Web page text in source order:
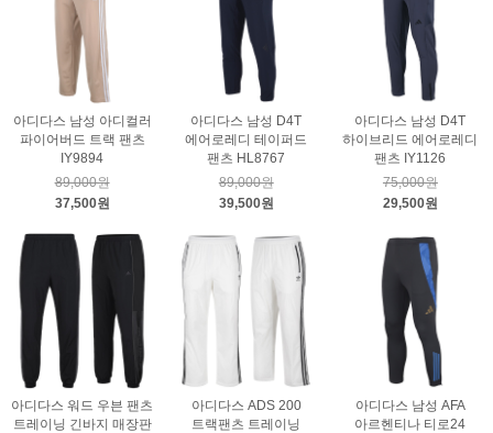
아디다스 남성 아디컬러
파이어버드 트랙 팬츠
IY9894
89,000원
37,500원
아디다스 남성 D4T
에어로레디 테이퍼드
팬츠 HL8767
89,000원
39,500원
아디다스 남성 D4T
하이브리드 에어로레디
팬츠 IY1126
75,000원
29,500원
아디다스 워드 우븐 팬츠
트레이닝 긴바지 매장판
아디다스 ADS 200
트랙팬츠 트레이닝
아디다스 남성 AFA
아르헨티나 티로24